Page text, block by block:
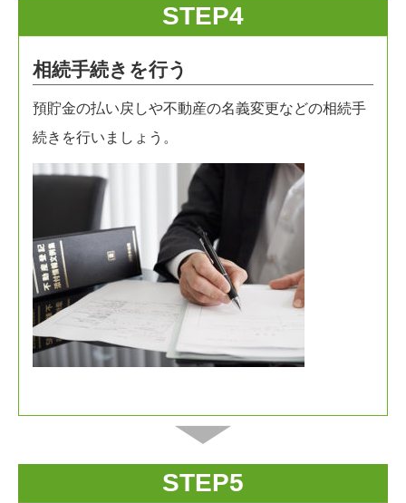
STEP4
相続手続きを行う
預貯金の払い戻しや不動産の名義変更などの相続手
続きを行いましょう。
STEP5